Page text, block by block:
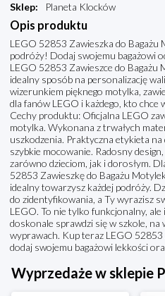
Sklep: Planeta Klocków
Opis produktu
LEGO 52853 Zawieszka do
podróży! Dodaj swojemu bagażowi
LEGO 52853 Zawieszce do Bagażu
idealny sposób na personalizację
wizerunkiem pięknego motylka,
dla fanów LEGO i każdego, kto chce
Cechy produktu: Oficjalna LEGO
motylka. Wykonana z trwałych
uszkodzenia. Praktyczna etykieta
szybkie mocowanie. Radosny
zarówno dzieciom, jak i dorosłym.
52853 Zawieszkę do Bagażu
idealny towarzysz każdej podróży.
do zidentyfikowania, a Ty wyrazisz
LEGO. To nie tylko funkcjonalny,
doskonale sprawdzi się w szkole, na
wyprawach. Kup teraz LEGO
dodaj swojemu bagażowi lekkości
Wyprzedaże w sklepie